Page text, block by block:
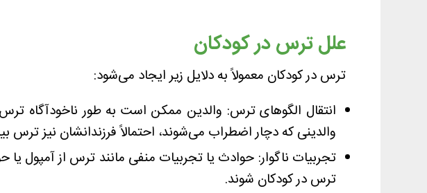
علل ترس در کودکان
ترس در کودکان معمولاً به دلایل زیر ایجاد می‌شود:
انتقال الگوهای ترس: والدین ممکن است به طور ناخودآگاه
والدینی که دچار اضطراب می‌شوند، احتمالاً فرزندانشان نیز ترس
تجربیات ناگوار: حوادث یا تجربیات منفی مانند ترس از آمپول یا
ترس در کودکان شوند.